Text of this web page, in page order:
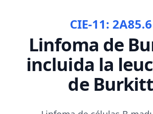
CIE-11: 2A85.6
Linfoma de
incluida la
de Burkitt